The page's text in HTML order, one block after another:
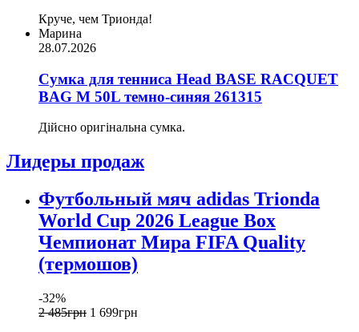
Круче, чем Трионда!
Марина
28.07.2026
Сумка для тенниса Head BASE RACQUET
BAG M 50L темно-синяя 261315
Дійсно оригінальна сумка.
Лидеры продаж
Футбольный мяч adidas Trionda
World Cup 2026 League Box
Чемпионат Мира FIFA Quality
(термошов)
-32%
2 485грн 1 699грн